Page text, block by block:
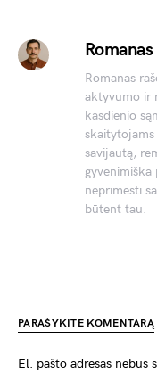
Romanas
Romanas
aktyvumo ir
kasdienio
skaitytojams
savijautą,
neprimesti
būtent tau.
PARAŠYKITE KOMENTARĄ
El. pašto adresas nebus